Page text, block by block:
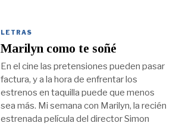
LETRAS
Marilyn como te soñé
En el cine las pretensiones pueden pasar
factura, y a la hora de enfrentar los
estrenos en taquilla puede que menos
sea más. Mi semana con Marilyn, la recién
estrenada película del director Simon